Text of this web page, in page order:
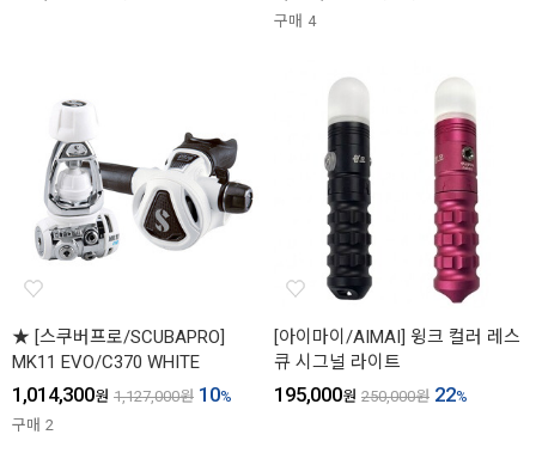
구매 4
★ [스쿠버프로/SCUBAPRO]
MK11 EVO/C370 WHITE
1,014,300원 1,127,000원 10%
구매 2
[아이마이/AIMAI] 윙크 컬러 레스
큐 시그널 라이트
195,000원 250,000원 22%